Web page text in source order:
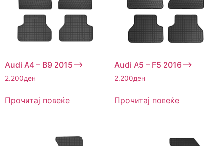
Audi A4 – B9 2015–>
2.200ден
Прочитај повеќе
Audi A5 – F5 2016–>
2.200ден
Прочитај повеќе